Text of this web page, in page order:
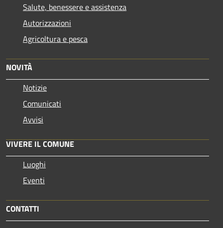
Salute, benessere e assistenza
Autorizzazioni
Agricoltura e pesca
NOVITÀ
Notizie
Comunicati
Avvisi
VIVERE IL COMUNE
Luoghi
Eventi
CONTATTI